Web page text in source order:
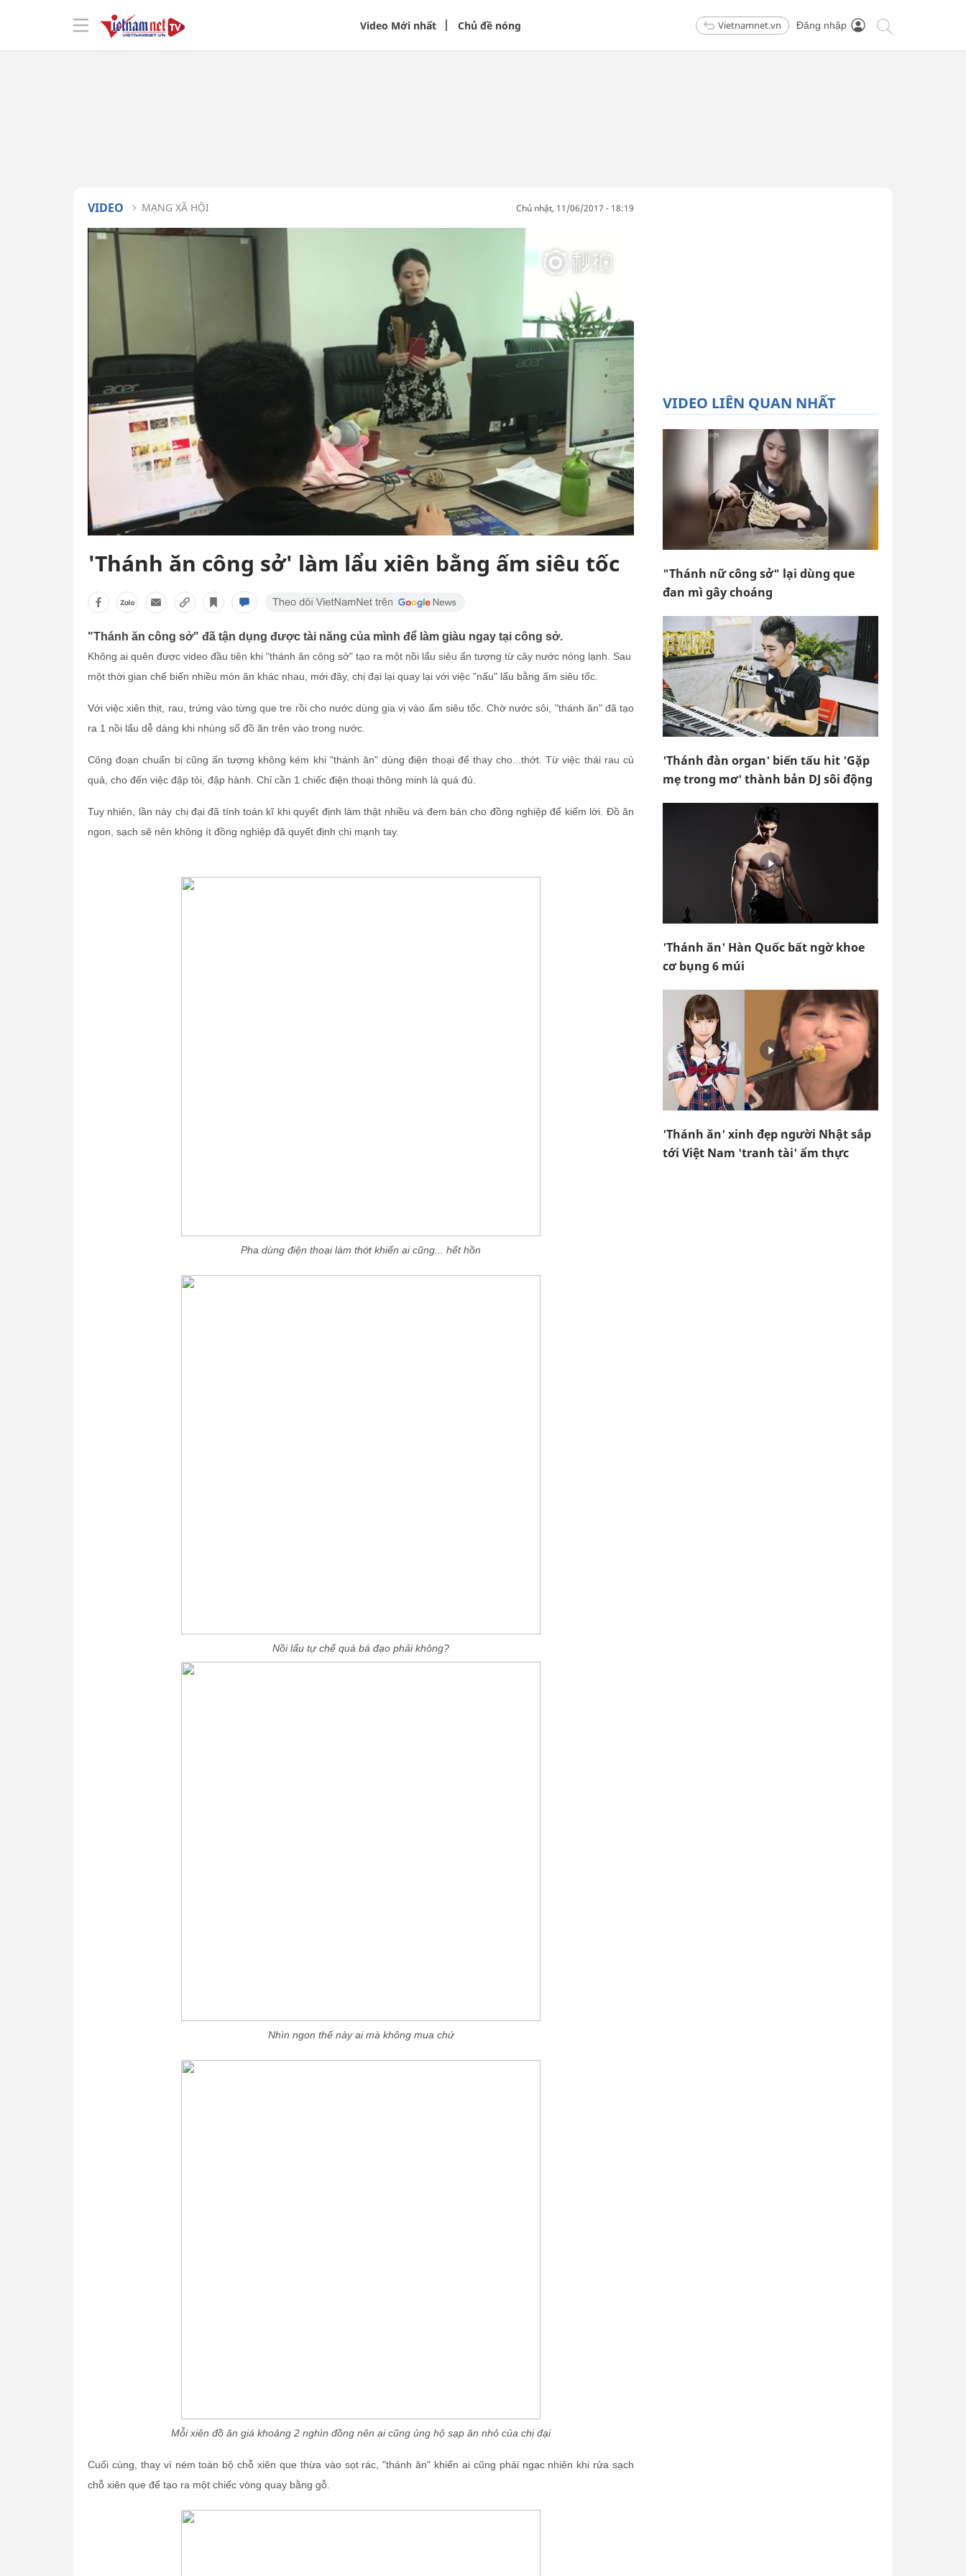
Video Mới nhất Chủ đề nóng Vietnamnet.vn Đăng nhập
VIDEO MẠNG XÃ HỘI chủ nhật, 11/06/2017 - 18:19
'Thánh ăn công sở' làm lẩu xiên bằng ấm siêu tốc
"Thánh ăn công sở" đã tận dụng được tài năng của mình để làm giàu ngay tại công sở.
Không ai quên được video đầu tiên khi "thánh ăn công sở" tạo ra một nồi lẩu siêu ấn tượng từ cây nước nóng lạnh. Sau
một thời gian chế biến nhiều món ăn khác nhau, mới đây, chị đại lại quay lại với việc "nấu" lẩu bằng ấm siêu tốc.
Với việc xiên thịt, rau, trứng vào từng que tre rồi cho nước dùng gia vị vào ấm siêu tốc. Chờ nước sôi, "thánh ăn" đã tạo
ra 1 nồi lẩu dễ dàng khi nhúng số đồ ăn trên vào trong nước.
Công đoạn chuẩn bị cũng ấn tượng không kém khi "thánh ăn" dùng điện thoại để thay cho...thớt. Từ việc thái rau củ
quả, cho đến việc đập tỏi, đập hành. Chỉ cần 1 chiếc điện thoại thông minh là quá đủ.
Tuy nhiên, lần này chị đại đã tính toán kĩ khi quyết định làm thật nhiều và đem bán cho đồng nghiệp để kiếm lời. Đồ ăn
ngon, sạch sẽ nên không ít đồng nghiệp đã quyết định chi mạnh tay.
Pha dùng điện thoại làm thớt khiến ai cũng... hết hồn
Nồi lẩu tự chế quá bá đạo phải không?
Nhìn ngon thế này ai mà không mua chứ
Mỗi xiên đồ ăn giá khoảng 2 nghìn đồng nên ai cũng ủng hộ sạp ăn nhỏ của chị đại
Cuối cùng, thay vì ném toàn bộ chỗ xiên que thừa vào sọt rác, "thánh ăn" khiến ai cũng phải ngạc nhiên khi rửa sạch
chỗ xiên que để tạo ra một chiếc vòng quay bằng gỗ.
VIDEO LIÊN QUAN NHẤT
"Thánh nữ công sở" lại dùng que
đan mì gây choáng
'Thánh đàn organ' biến tấu hit 'Gặp
mẹ trong mơ' thành bản DJ sôi động
'Thánh ăn' Hàn Quốc bất ngờ khoe
cơ bụng 6 múi
'Thánh ăn' xinh đẹp người Nhật sắp
tới Việt Nam 'tranh tài' ẩm thực